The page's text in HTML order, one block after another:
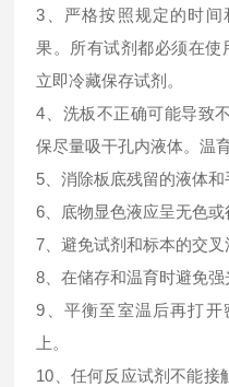
3、严格按照规定的时
果。所有试剂都必须在
立即冷藏保存试剂。
4、洗板不正确可能导致
保尽量吸干孔内液体。温
5、消除板底残留的液体和
6、底物显色液应呈无色或
7、避免试剂和标本的交叉
8、在储存和温育时避免强
9、平衡至室温后再打
上。
10、任何反应试剂不能接